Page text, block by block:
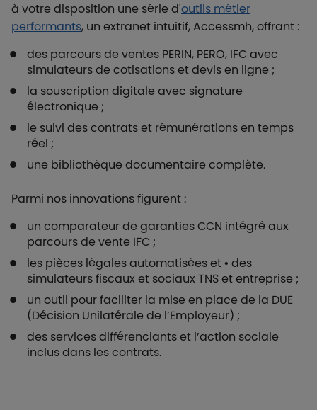
à votre disposition une série d'outils métier
performants, un extranet intuitif, Accessmh, offrant :
des parcours de ventes PERIN, PERO, IFC avec
simulateurs de cotisations et devis en ligne ;
la souscription digitale avec signature
électronique ;
le suivi des contrats et rémunérations en temps
réel ;
une bibliothèque documentaire complète.
Parmi nos innovations figurent :
un comparateur de garanties CCN intégré aux
parcours de vente IFC ;
les pièces légales automatisées et • des
simulateurs fiscaux et sociaux TNS et entreprise ;
un outil pour faciliter la mise en place de la DUE
(Décision Unilatérale de l’Employeur) ;
des services différenciants et l’action sociale
inclus dans les contrats.